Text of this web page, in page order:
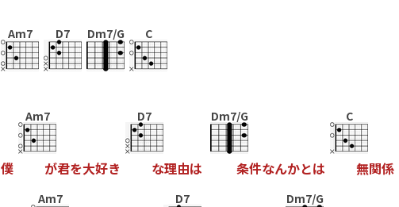
Am7 D7 Dm7/G C
僕
Am7
が君を大好き
D7
な理由は
Dm7/G
条件なんかとは
C
無関係
Am7 D7 Dm7/G